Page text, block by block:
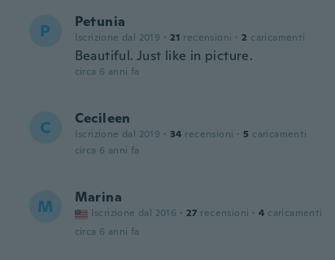
P Petunia
Iscrizione dal 2019 · 21 recensioni · 2 caricamenti
Beautiful. Just like in picture.
circa 6 anni fa
C Cecileen
Iscrizione dal 2019 · 34 recensioni · 5 caricamenti
circa 6 anni fa
M Marina
Iscrizione dal 2016 · 27 recensioni · 4 caricamenti
circa 6 anni fa